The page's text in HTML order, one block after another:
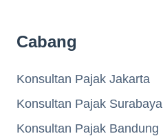
Cabang
Konsultan Pajak Jakarta
Konsultan Pajak Surabaya
Konsultan Pajak Bandung